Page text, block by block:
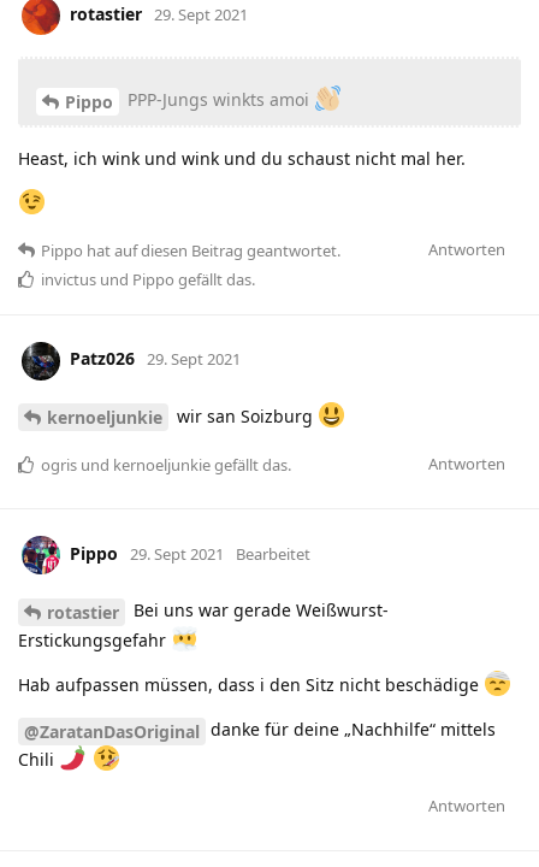
rotastier 29. Sept 2021
Pippo PPP-Jungs winkts amoi
Heast, ich wink und wink und du schaust nicht mal her.
Antworten
Pippo hatauf diesen Beitrag geantwortet.
invictus und Pippo gefällt das.
Patz026 29. Sept 2021
kernoeljunkie wir san Soizburg
Antworten
ogris und kernoeljunkiegefällt das.
Pippo 29. Sept 2021 Bearbeitet
rotastier
Bei uns war gerade Weißwurst-
Erstickungsgefahr
Hab aufpassen müssen, dass i den Sitz nicht beschädige
@ZaratanDasOriginal danke für deine „Nachhilfe“ mittels
Chili
Antworten